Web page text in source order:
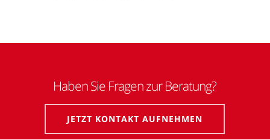
Haben Sie Fragen zur Beratung?
JETZT KONTAKT AUFNEHMEN